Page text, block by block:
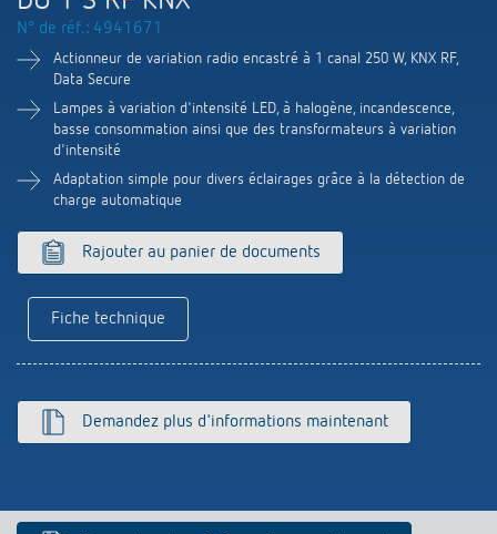
Commutation et variation fiables des LED
Aérez correctement: les capteurs de CO2
de Theben
Régulation de la température
Références
Application de Theben
Télérupteur impulsionnel OKTO de Theben
Historique
N° de réf.: 4941671
Actionneur de variation radio encastré à 1 canal 250 W, KNX RF,
Data Secure
Lampes à variation d'intensité LED, à halogène, incandescence,
basse consommation ainsi que des transformateurs à variation
d'intensité
Adaptation simple pour divers éclairages grâce à la détection de
charge automatique
Rajouter au panier de documents
Fiche technique
Demandez plus d'informations maintenant